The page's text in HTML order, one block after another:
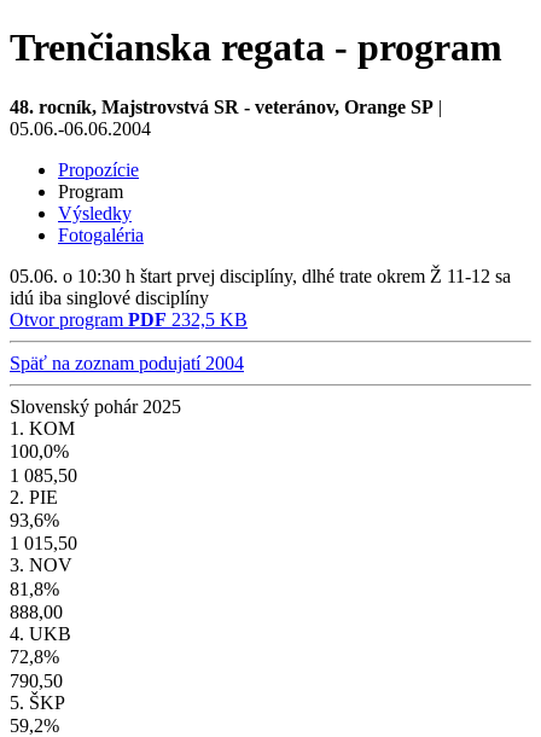
Trenčianska regata - program
48. rocník, Majstrovstvá SR - veteránov, Orange SP |
05.06.-06.06.2004
Propozície
Program
Výsledky
Fotogaléria
05.06. o 10:30 h štart prvej disciplíny, dlhé trate okrem Ž 11-12 sa
idú iba singlové disciplíny
Otvor program PDF 232,5 KB
Späť na zoznam podujatí 2004
Slovenský pohár 2025
1. KOM
100,0%
1 085,50
2. PIE
93,6%
1 015,50
3. NOV
81,8%
888,00
4. UKB
72,8%
790,50
5. ŠKP
59,2%